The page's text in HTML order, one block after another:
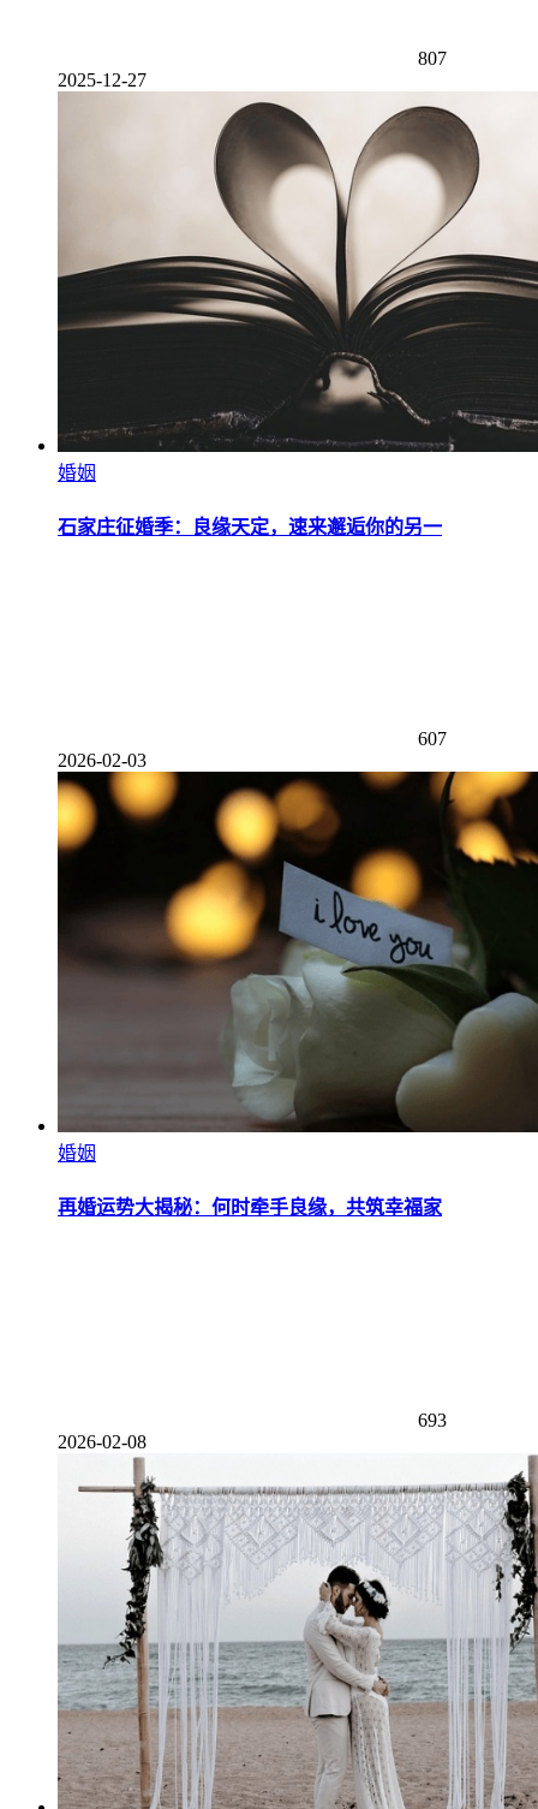
807
2025-12-27
婚姻
石家庄征婚季：良缘天定，速来邂逅你的另一
607
2026-02-03
婚姻
再婚运势大揭秘：何时牵手良缘，共筑幸福家
693
2026-02-08